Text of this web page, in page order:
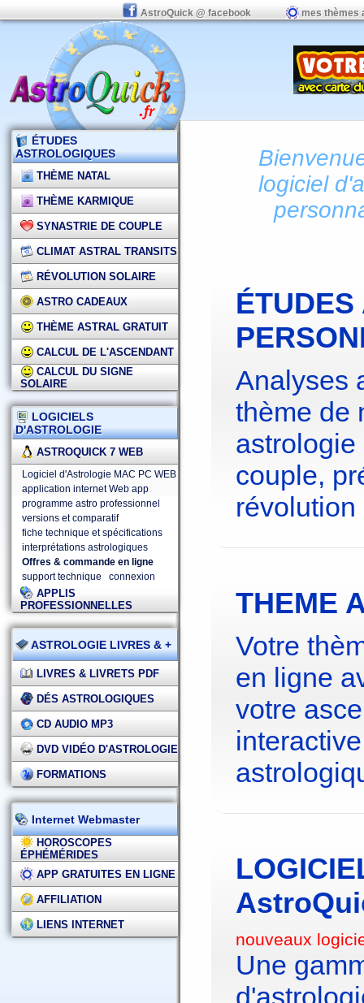
AstroQuick @ facebook mes thèmes
ÉTUDES
ASTROLOGIQUES
THÈME NATAL
THÈME KARMIQUE
SYNASTRIE DE COUPLE
CLIMAT ASTRAL TRANSITS
RÉVOLUTION SOLAIRE
ASTRO CADEAUX
THÈME ASTRAL GRATUIT
CALCUL DE L'ASCENDANT
CALCUL DU SIGNE
SOLAIRE
LOGICIELS
D'ASTROLOGIE
ASTROQUICK 7 WEB
Logiciel d'Astrologie MAC PC WEB
application internet Web app
programme astro professionnel
versions et comparatif
fiche technique et spécifications
interprétations astrologiques
Offres & commande en ligne
support technique
connexion
APPLIS
PROFESSIONNELLES
ASTROLOGIE LIVRES & +
LIVRES & LIVRETS PDF
DÉS ASTROLOGIQUES
CD AUDIO MP3
DVD VIDÉO D'ASTROLOGIE
FORMATIONS
Internet Webmaster
HOROSCOPES
ÉPHÉMÉRIDES
APP GRATUITES EN LIGNE
AFFILIATION
LIENS INTERNET
logiciel
Analyses
thème de
couple,
THEME
Votre
en ligne
votre
nouveaux
Une